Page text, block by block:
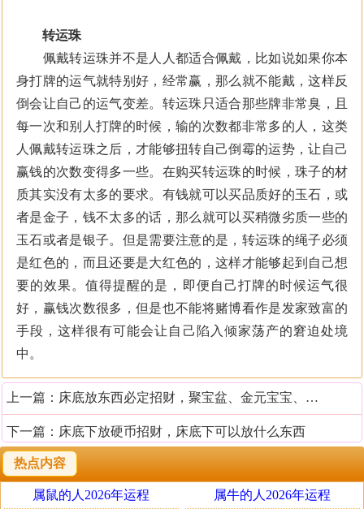
转运珠
佩戴转运珠并不是人人都适合佩戴，比如说如果你本
身打牌的运气就特别好，经常赢，那么就不能戴，这样反
倒会让自己的运气变差。转运珠只适合那些牌非常臭，且
每一次和别人打牌的时候，输的次数都非常多的人，这类
人佩戴转运珠之后，才能够扭转自己倒霉的运势，让自己
赢钱的次数变得多一些。在购买转运珠的时候，珠子的材
质其实没有太多的要求。有钱就可以买品质好的玉石，或
者是金子，钱不太多的话，那么就可以买稍微劣质一些的
玉石或者是银子。但是需要注意的是，转运珠的绳子必须
是红色的，而且还要是大红色的，这样才能够起到自己想
要的效果。值得提醒的是，即便自己打牌的时候运气很
好，赢钱次数很多，但是也不能将赌博看作是发家致富的
手段，这样很有可能会让自己陷入倾家荡产的窘迫处境
中。
上一篇： 床底放东西必定招财，聚宝盆、金元宝宝、黑檀木
下一篇： 床底下放硬币招财，床底下可以放什么东西
热点内容
属鼠的人2026年运程
属牛的人2026年运程